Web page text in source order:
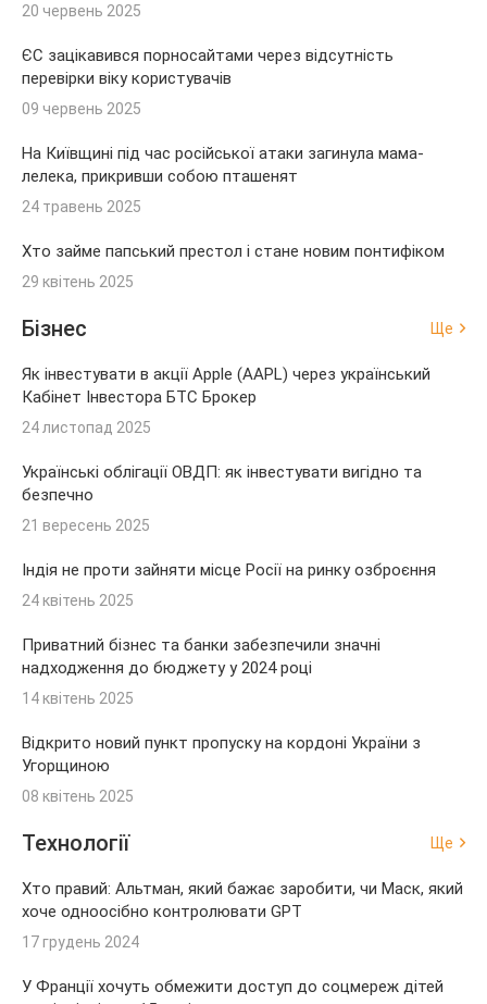
20 червень 2025
ЄС зацікавився порносайтами через відсутність
перевірки віку користувачів
09 червень 2025
На Київщині під час російської атаки загинула мама-
лелека, прикривши собою пташенят
24 травень 2025
Хто займе папський престол і стане новим понтифіком
29 квітень 2025
Бізнес Ще
Як інвестувати в акції Apple (AAPL) через український
Кабінет Інвестора БТС Брокер
24 листопад 2025
Українські облігації ОВДП: як інвестувати вигідно та
безпечно
21 вересень 2025
Індія не проти зайняти місце Росії на ринку озброєння
24 квітень 2025
Приватний бізнес та банки забезпечили значні
надходження до бюджету у 2024 році
14 квітень 2025
Відкрито новий пункт пропуску на кордоні України з
Угорщиною
08 квітень 2025
Технології Ще
Хто правий: Альтман, який бажає заробити, чи Маск, який
хоче одноосібно контролювати GPT
17 грудень 2024
У Франції хочуть обмежити доступ до соцмереж дітей